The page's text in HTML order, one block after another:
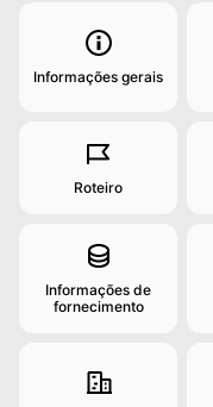
Informações gerais
Roteiro
Informações de
fornecimento